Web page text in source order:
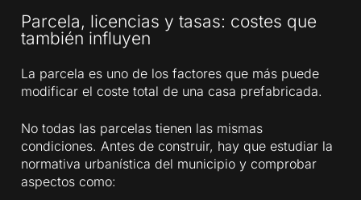
Parcela, licencias y tasas: costes que
también influyen
La parcela es uno de los factores que más puede
modificar el coste total de una casa prefabricada.
No todas las parcelas tienen las mismas
condiciones. Antes de construir, hay que estudiar la
normativa urbanística del municipio y comprobar
aspectos como: